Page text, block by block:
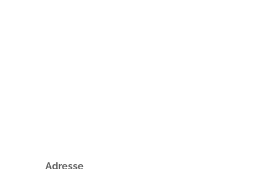
Adresse